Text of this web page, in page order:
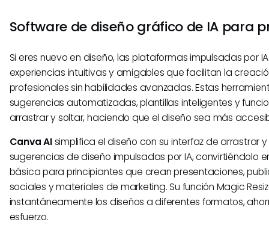
Software de diseño gráfico de IA para
Si eres nuevo en diseño, las plataformas impulsadas por
experiencias intuitivas y amigables que facilitan la
profesionales sin habilidades avanzadas. Estas
sugerencias automatizadas, plantillas inteligentes y
arrastrar y soltar, haciendo que el diseño sea más
Canva AIsimplifica el diseño con su interfaz de arrastrar
sugerencias de diseño impulsadas por IA, convirtiéndolo
básica para principiantes que crean presentaciones,
sociales y materiales de marketing. Su función Magic
instantáneamente los diseños a diferentes formatos,
esfuerzo.